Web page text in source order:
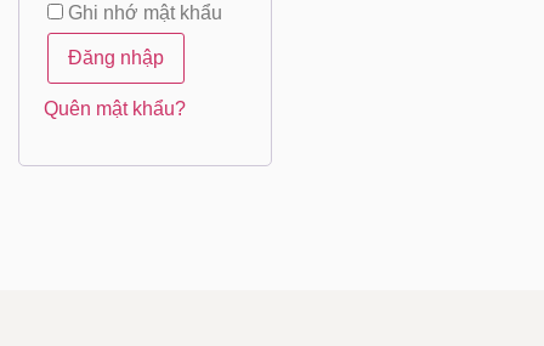
Ghi nhớ mật khẩu
Đăng nhập
Quên mật khẩu?